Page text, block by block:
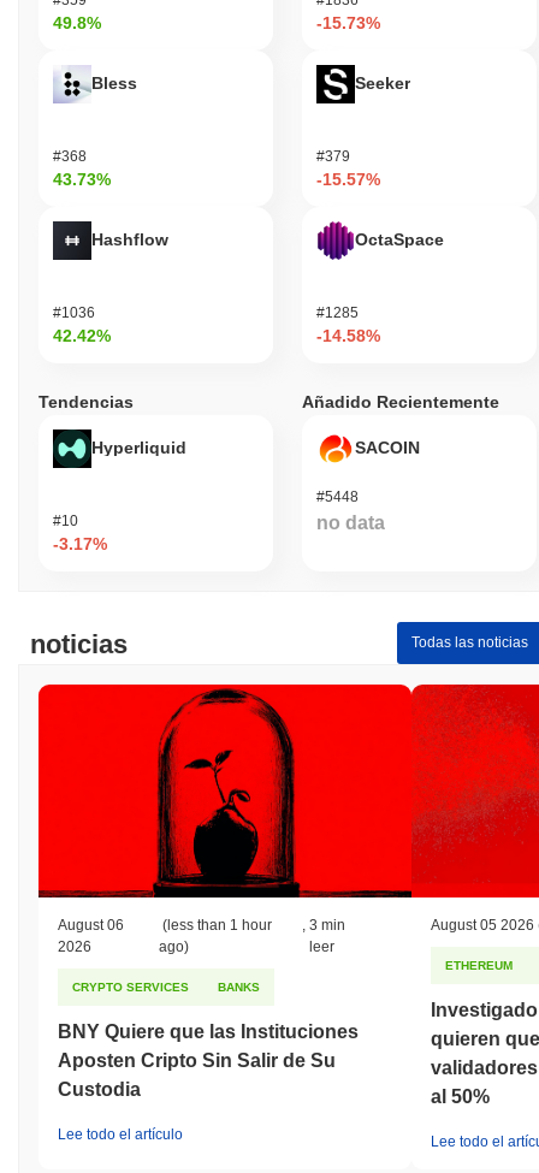
49.8%
Bless
#368
43.73%
Hashflow
#1036
42.42%
-15.73%
Seeker
#379
-15.57%
OctaSpace
#1285
-14.58%
Tendencias
Hyperliquid
#10
-3.17%
Añadido Recientemente
SACOIN
#5448
no data
noticias Todas las noticias
August 06
2026
(less than 1 hour
ago)
,3 min
leer
CRYPTO SERVICES BANKS
BNY Quiere que las Instituciones
Aposten Cripto Sin Salir de Su
Custodia
Lee todo el artículo
August 05 2026
ETHEREUM
quieren
al 50%
Lee todo el